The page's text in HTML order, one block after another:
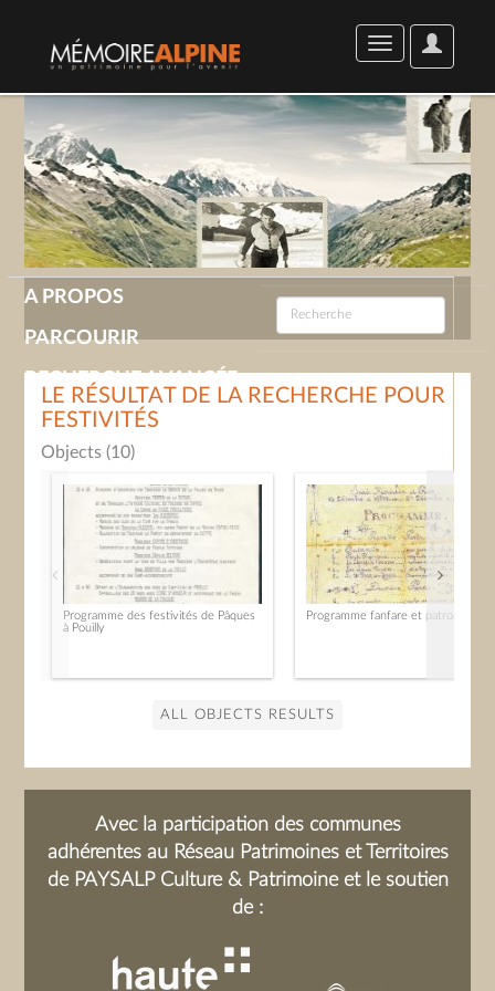
User
Options
Toggle
navigation
A PROPOS
PARCOURIR
RECHERCHE AVANCÉE
GALERIE
CONTACT
LE RÉSULTAT DE LA RECHERCHE POUR
FESTIVITÉS
Objects (10)
Programme des festivités de Pâques
à Pouilly
Programme fanfare et patronage.
ALL OBJECTS RESULTS
Avec la participation des communes
adhérentes au Réseau Patrimoines et Territoires
de PAYSALP Culture & Patrimoine et le soutien
de :